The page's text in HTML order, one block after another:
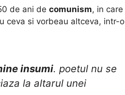
de ani de comunism, in care
ceva si vorbeau altceva, intr-o
insumi. poetul nu se
la altarul unei